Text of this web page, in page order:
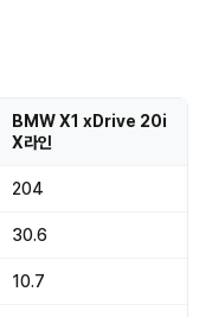
BMW X1 xDrive 20i
X라인
204
30.6
10.7